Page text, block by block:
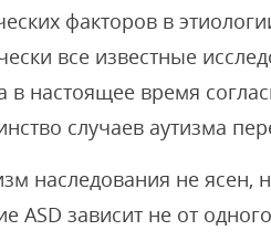
факторов в
все известные
в настоящее время
случаев аутизма
наследования не ясен,
ASD зависит не от